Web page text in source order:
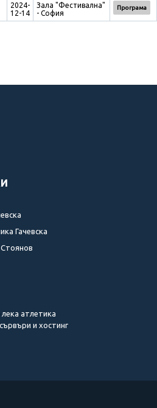
2024-
12-14
Зала "Фестивална"
- София
Програма
Гачевска
атлетика
и хостинг